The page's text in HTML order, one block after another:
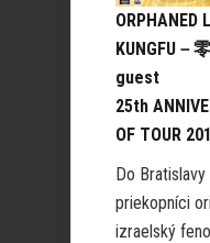
ORPHANED
KUNGFU－
guest
25th
OF TOUR
Do
priekopníci
izraelský